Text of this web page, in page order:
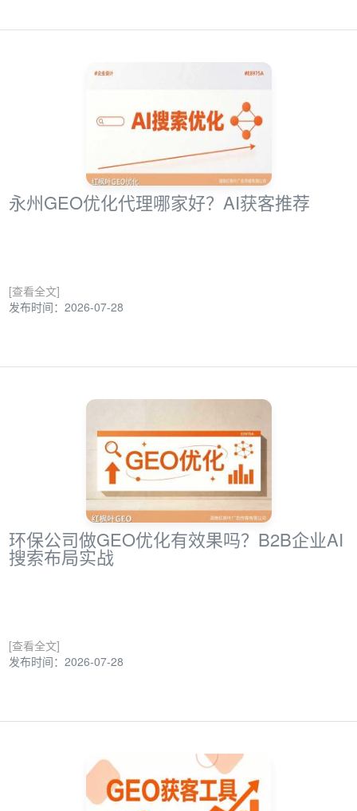
永州GEO优化代理哪家好？AI获客推荐
[查看全文]
发布时间：2026-07-28
环保公司做GEO优化有效果吗？B2B企业AI
搜索布局实战
[查看全文]
发布时间：2026-07-28